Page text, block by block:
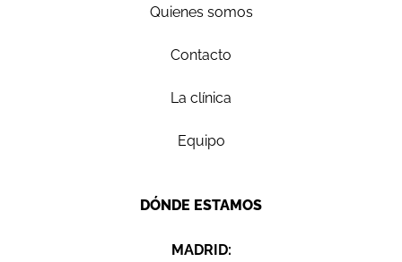
Quienes somos
Contacto
La clínica
Equipo
DÓNDE ESTAMOS
MADRID: